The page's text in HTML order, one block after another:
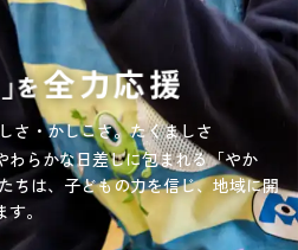
切にする介護、笑顔が溢れている
設・151事業所の介護関連事業所を運
ョンでは、今後ますます高まる介護
。
さ・かしこさ。たくましさ
らかな日差しに包まれる「やか
ちは、子どもの力を信じ、地域に開
。
、小学生の児童が放課後安心して
に、宿題・クラブ活動(英語・習字・
て行っている学童保育所です。
短期入所生活介護
居宅介護支援
フル砧公園
大蔵 3丁目4番12号
い合わせ先
6411-5781
当：宮澤